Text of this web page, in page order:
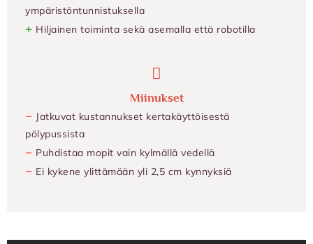
ympäristöntunnistuksella
+ Hiljainen toiminta sekä asemalla että robotilla
Miinukset
− Jatkuvat kustannukset kertakäyttöisestä
pölypussista
− Puhdistaa mopit vain kylmällä vedellä
− Ei kykene ylittämään yli 2,5 cm kynnyksiä